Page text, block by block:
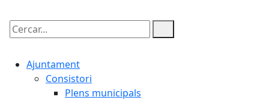
Cercar:
Ajuntament
Consistori
Plens municipals